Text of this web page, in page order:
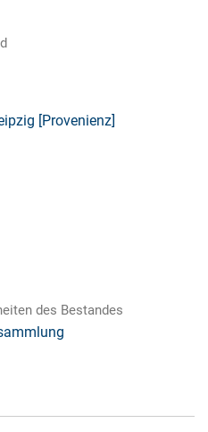
[Provenienz]
des Bestandes